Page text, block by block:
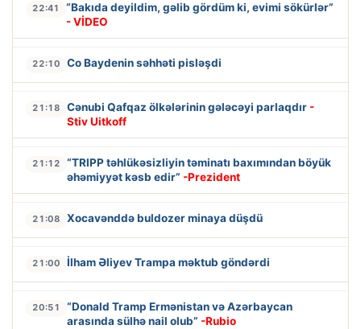
22:41
“Bakıda deyildim, gəlib gördüm ki, evimi sökürlər”
- VİDEO
22:10 Co Baydenin səhhəti pisləşdi
21:18 Cənubi Qafqaz ölkələrinin gələcəyi parlaqdır -
Stiv Uitkoff
21:12
“TRIPP təhlükəsizliyin təminatı baxımından böyük
əhəmiyyət kəsb edir” -Prezident
21:08 Xocavənddə buldozer minaya düşdü
21:00 İlham Əliyev Trampa məktub göndərdi
20:51
“Donald Tramp Ermənistan və Azərbaycan
arasında sülhə nail olub” -Rubio